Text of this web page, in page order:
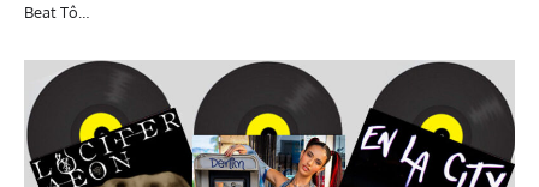
Beat Tô…